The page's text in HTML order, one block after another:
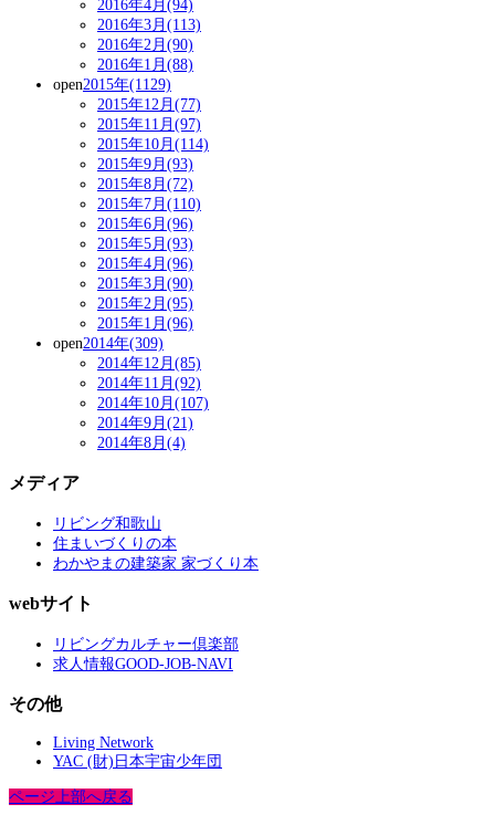
2016年4月(94)
2016年3月(113)
2016年2月(90)
2016年1月(88)
open2015年(1129)
2015年12月(77)
2015年11月(97)
2015年10月(114)
2015年9月(93)
2015年8月(72)
2015年7月(110)
2015年6月(96)
2015年5月(93)
2015年4月(96)
2015年3月(90)
2015年2月(95)
2015年1月(96)
open2014年(309)
2014年12月(85)
2014年11月(92)
2014年10月(107)
2014年9月(21)
2014年8月(4)
メディア
リビング和歌山
住まいづくりの本
わかやまの建築家 家づくり本
webサイト
リビングカルチャー倶楽部
求人情報GOOD-JOB-NAVI
その他
Living Network
YAC (財)日本宇宙少年団
ページ上部へ戻る